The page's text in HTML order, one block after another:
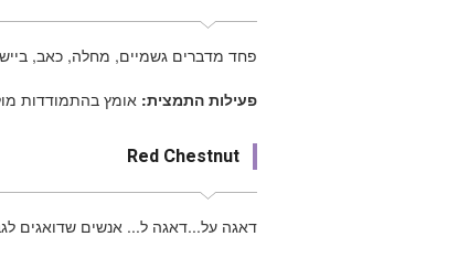
פחד מדברים גשמיים, מחלה, כאב,
פעילות התמצית: אומץ בהתמודדות
Red Chestnut
דאגה על...דאגה ל... אנשים שדואגים